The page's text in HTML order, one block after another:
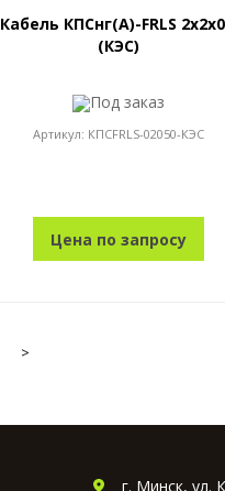
Кабель КПСнг(A)-FRLS
(КЭС)
Под заказ
Артикул: КПСFRLS-02050-КЭС
Цена по запросу
>
г. Минск, ул.